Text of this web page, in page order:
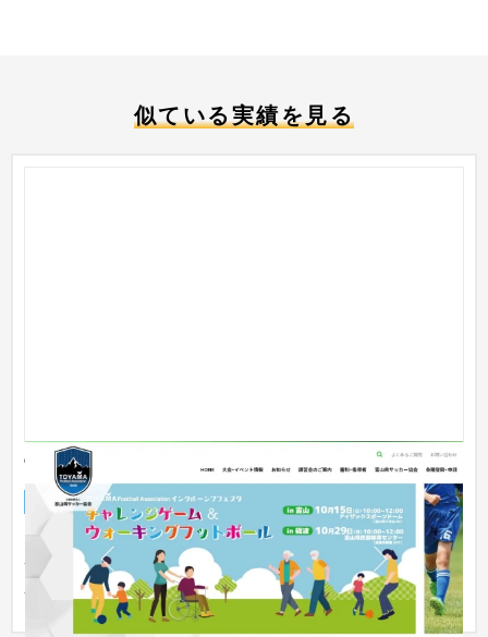
似ている実績を見る
富山県サッカー協会 オフィシャルサイト
企業サイト NPO・官公庁
「管理がしやすいサイト」というご要望に応えたリニューアル
サイトのご提案をしました。大会情報や様々な情報を視覚的に
わかりや...